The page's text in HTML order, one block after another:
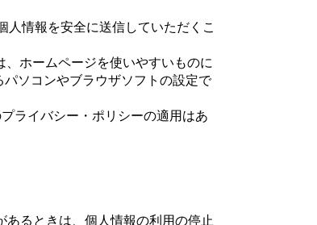
情報を安全に送信していただくこ
ホームページを使いやすいものに
ソコンやブラウザソフトの設定で
ライバシー・ポリシーの適用はあ
るときは、個人情報の利用の停止